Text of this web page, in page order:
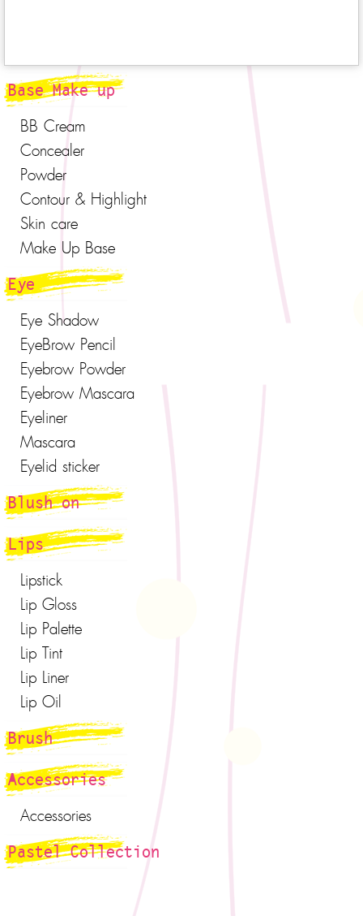
Base Make up
BB Cream
Concealer
Powder
Contour & Highlight
Skin care
Make Up Base
Eye
Eye Shadow
EyeBrow Pencil
Eyebrow Powder
Eyebrow Mascara
Eyeliner
Mascara
Eyelid sticker
Blush on
Lips
Lipstick
Lip Gloss
Lip Palette
Lip Tint
Lip Liner
Lip Oil
Brush
Accessories
Accessories
Pastel Collection